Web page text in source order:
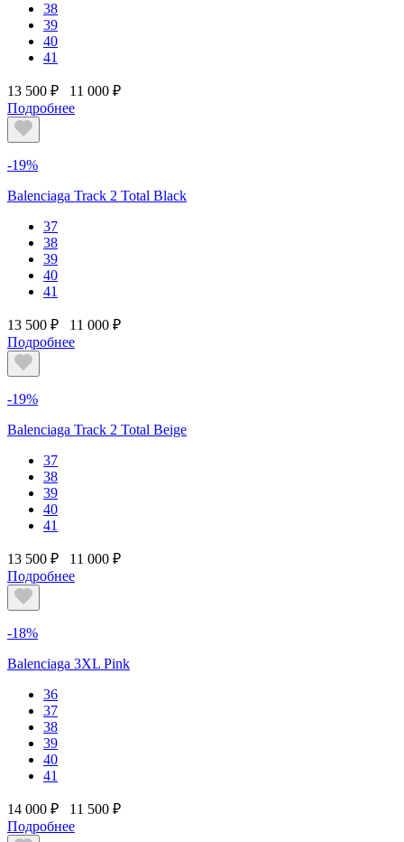
38
39
40
41
13 500 ₽
11 000 ₽
Подробнее
-19%
Balenciaga Track 2 Total Black
37
38
39
40
41
13 500 ₽
11 000 ₽
Подробнее
-19%
Balenciaga Track 2 Total Beige
37
38
39
40
41
13 500 ₽
11 000 ₽
Подробнее
-18%
Balenciaga 3XL Pink
36
37
38
39
40
41
14 000 ₽
11 500 ₽
Подробнее